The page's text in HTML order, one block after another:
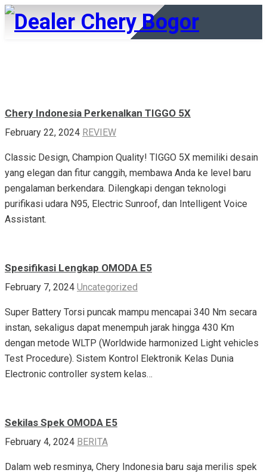
Chery Indonesia Perkenalkan TIGGO 5X
February 22, 2024 REVIEW
Classic Design, Champion Quality! TIGGO 5X memiliki desain
yang elegan dan fitur canggih, membawa Anda ke level baru
pengalaman berkendara. Dilengkapi dengan teknologi
purifikasi udara N95, Electric Sunroof, dan Intelligent Voice
Assistant.
Spesifikasi Lengkap OMODA E5
February 7, 2024 Uncategorized
Super Battery Torsi puncak mampu mencapai 340 Nm secara
instan, sekaligus dapat menempuh jarak hingga 430 Km
dengan metode WLTP (Worldwide harmonized Light vehicles
Test Procedure). Sistem Kontrol Elektronik Kelas Dunia
Electronic controller system kelas…
Sekilas Spek OMODA E5
February 4, 2024 BERITA
Dalam web resminya, Chery Indonesia baru saja merilis spek